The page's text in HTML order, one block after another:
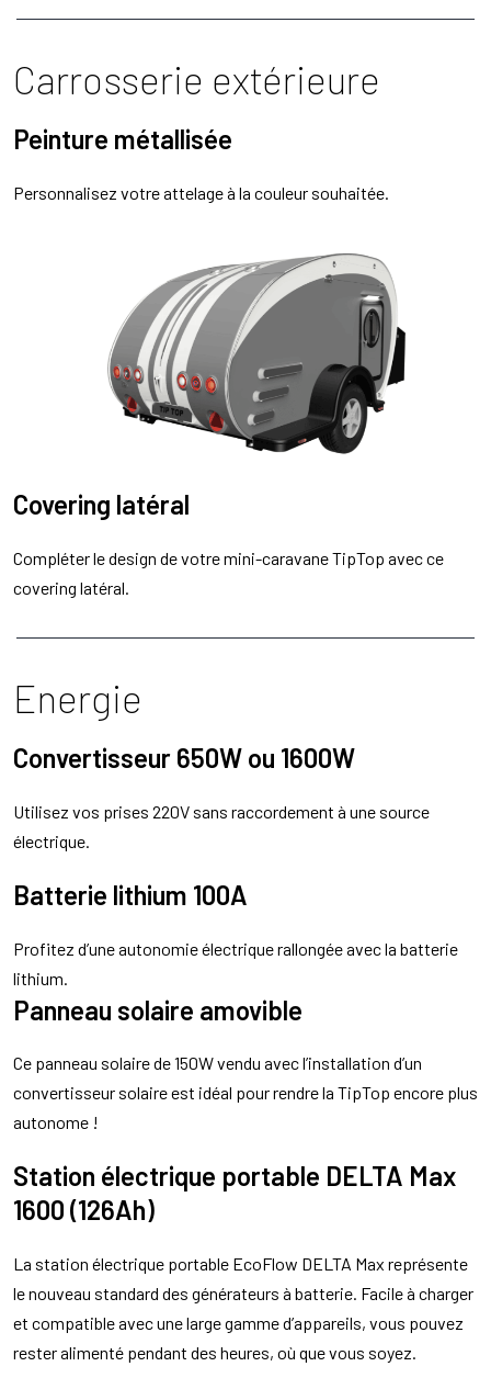
Carrosserie extérieure
Peinture métallisée
Personnalisez votre attelage à la couleur souhaitée.
Covering latéral
Compléter le design de votre mini-caravane TipTop avec ce
covering latéral.
Energie
Convertisseur 650W ou 1600W
Utilisez vos prises 220V sans raccordement à une source
électrique.
Batterie lithium 100A
Profitez d’une autonomie électrique rallongée avec la batterie
lithium.
Panneau solaire amovible
Ce panneau solaire de 150W vendu avec l’installation d’un
convertisseur solaire est idéal pour rendre la TipTop encore plus
autonome !
Station électrique portable DELTA Max
1600 (126Ah)
La station électrique portable EcoFlow DELTA Max représente
le nouveau standard des générateurs à batterie. Facile à charger
et compatible avec une large gamme d’appareils, vous pouvez
rester alimenté pendant des heures, où que vous soyez.